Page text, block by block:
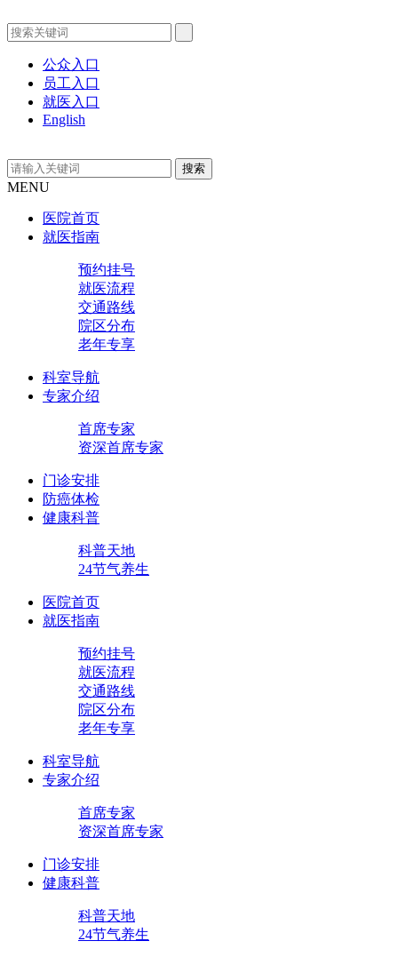
公众入口
员工入口
就医入口
English
MENU
医院首页
就医指南
预约挂号
就医流程
交通路线
院区分布
老年专享
科室导航
专家介绍
首席专家
资深首席专家
门诊安排
防癌体检
健康科普
科普天地
24节气养生
医院首页
就医指南
预约挂号
就医流程
交通路线
院区分布
老年专享
科室导航
专家介绍
首席专家
资深首席专家
门诊安排
健康科普
科普天地
24节气养生